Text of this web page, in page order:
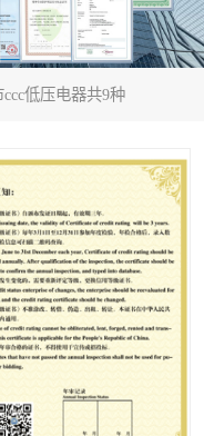
低压电器共9种